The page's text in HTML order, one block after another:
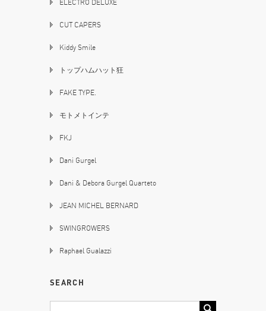
ELECTRO DELUXE
CUT CAPERS
Kiddy Smile
トップハムハット狂
FAKE TYPE.
モトメトインテ
FKJ
Dani Gurgel
Dani & Debora Gurgel Quarteto
JEAN MICHEL BERNARD
SWINGROWERS
Raphael Gualazzi
SEARCH